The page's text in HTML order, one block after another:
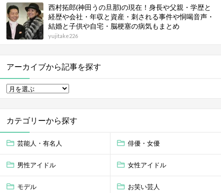
西村拓郎(神田うの旦那)の現在！身長や父親・学歴と
経歴や会社・年収と資産・刺される事件や恫喝音声・
結婚と子供や自宅・脳梗塞の病気もまとめ
yujitake226
アーカイブから記事を探す
カテゴリーから探す
芸能人・有名人 俳優・女優
男性アイドル 女性アイドル
モデル お笑い芸人